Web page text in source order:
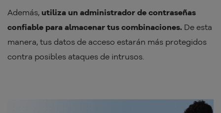
Además, utiliza un administrador de contraseñas
confiable para almacenar tus combinaciones. De esta
manera, tus datos de acceso estarán más protegidos
contra posibles ataques de intrusos.